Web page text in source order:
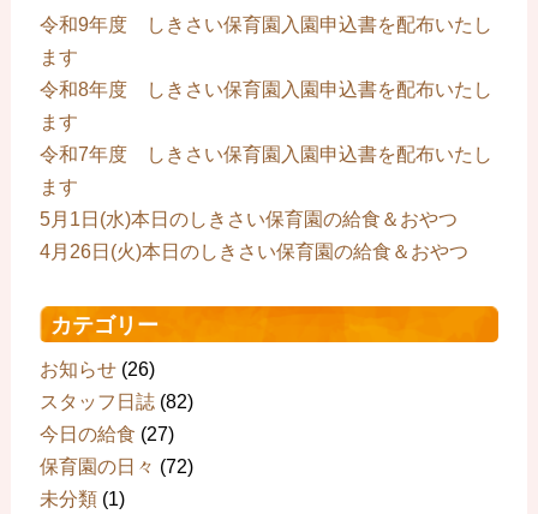
令和9年度 しきさい保育園入園申込書を配布いたし
ます
令和8年度 しきさい保育園入園申込書を配布いたし
ます
令和7年度 しきさい保育園入園申込書を配布いたし
ます
5月1日(水)本日のしきさい保育園の給食＆おやつ
4月26日(火)本日のしきさい保育園の給食＆おやつ
カテゴリー
お知らせ(26)
スタッフ日誌(82)
今日の給食 (27)
保育園の日々 (72)
未分類(1)